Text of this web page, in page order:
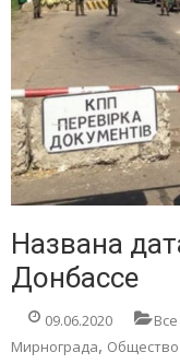
Названа
Донбассе
09.06.2020
Мирнограда, Общество